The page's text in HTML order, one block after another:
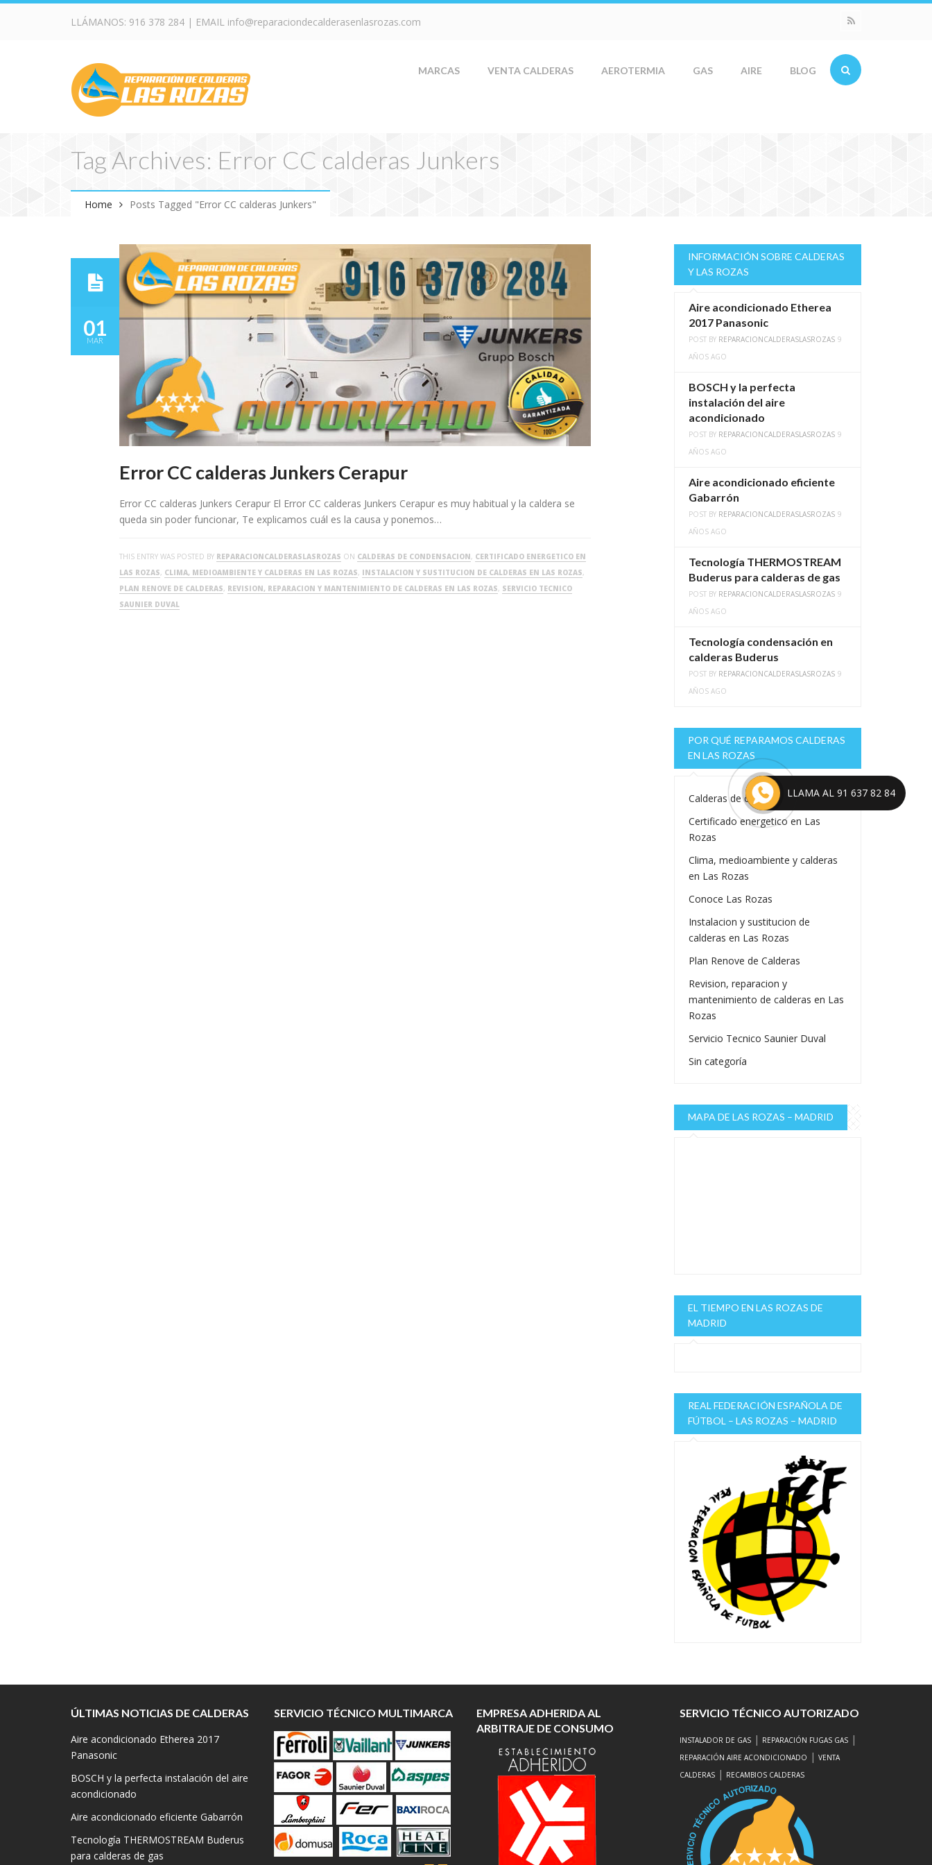
LLÁMANOS: 916 378 284 | EMAIL info@reparaciondecalderasenlasrozas.com
MARCAS VENTA CALDERAS AEROTERMIA GAS AIRE BLOG
Tag Archives: Error CC calderas Junkers
Home Posts Tagged "Error CC calderas Junkers"
01
MAR
Error CC calderas Junkers Cerapur
Error CC calderas Junkers Cerapur El Error CC calderas Junkers Cerapur es muy habitual y la caldera se
queda sin poder funcionar, Te explicamos cuál es la causa y ponemos…
THIS ENTRY WAS POSTED BY REPARACIONCALDERASLASROZAS ON CALDERAS DE CONDENSACION, CERTIFICADO ENERGETICO EN
LAS ROZAS, CLIMA, MEDIOAMBIENTE Y CALDERAS EN LAS ROZAS, INSTALACION Y SUSTITUCION DE CALDERAS EN LAS ROZAS,
PLAN RENOVE DE CALDERAS, REVISION, REPARACION Y MANTENIMIENTO DE CALDERAS EN LAS ROZAS, SERVICIO TECNICO
SAUNIER DUVAL
INFORMACIÓN SOBRE CALDERAS
Y LAS ROZAS
Aire acondicionado Etherea
2017 Panasonic
POST BY REPARACIONCALDERASLASROZAS 9
AÑOS AGO
BOSCH y la perfecta
instalación del aire
acondicionado
POST BY REPARACIONCALDERASLASROZAS 9
AÑOS AGO
Aire acondicionado eficiente
Gabarrón
POST BY REPARACIONCALDERASLASROZAS 9
AÑOS AGO
Tecnología THERMOSTREAM
Buderus para calderas de gas
POST BY REPARACIONCALDERASLASROZAS 9
AÑOS AGO
Tecnología condensación en
calderas Buderus
POST BY REPARACIONCALDERASLASROZAS 9
AÑOS AGO
POR QUÉ REPARAMOS CALDERAS
EN LAS ROZAS
Calderas de condensacion
Certificado energetico en Las
Rozas
Clima, medioambiente y calderas
en Las Rozas
Conoce Las Rozas
Instalacion y sustitucion de
calderas en Las Rozas
Plan Renove de Calderas
Revision, reparacion y
mantenimiento de calderas en Las
Rozas
Servicio Tecnico Saunier Duval
Sin categoría
MAPA DE LAS ROZAS – MADRID
EL TIEMPO EN LAS ROZAS DE
MADRID
REAL FEDERACIÓN ESPAÑOLA DE
FÚTBOL – LAS ROZAS – MADRID
ÚLTIMAS NOTICIAS DE CALDERAS
Aire acondicionado Etherea 2017
Panasonic
BOSCH y la perfecta instalación del aire
acondicionado
Aire acondicionado eficiente Gabarrón
Tecnología THERMOSTREAM Buderus
para calderas de gas
SERVICIO TÉCNICO MULTIMARCA
EMPRESA ADHERIDA AL
ARBITRAJE DE CONSUMO
SERVICIO TÉCNICO AUTORIZADO
INSTALADOR DE GAS| REPARACIÓN FUGAS GAS|
REPARACIÓN AIRE ACONDICIONADO | VENTA
CALDERAS| RECAMBIOS CALDERAS
LLAMA AL 91 637 82 84